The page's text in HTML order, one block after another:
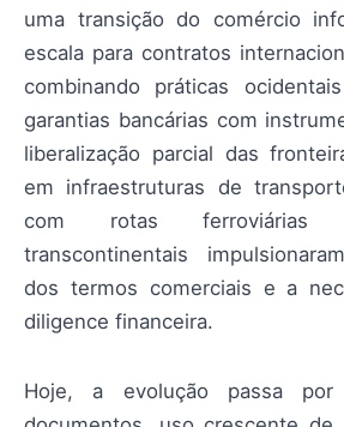
uma transição do comércio
escala para contratos
combinando práticas
garantias bancárias com
liberalização parcial das
em infraestruturas de
com rotas ferroviárias
transcontinentais
dos termos comerciais e a
diligence financeira.
Hoje, a evolução passa por